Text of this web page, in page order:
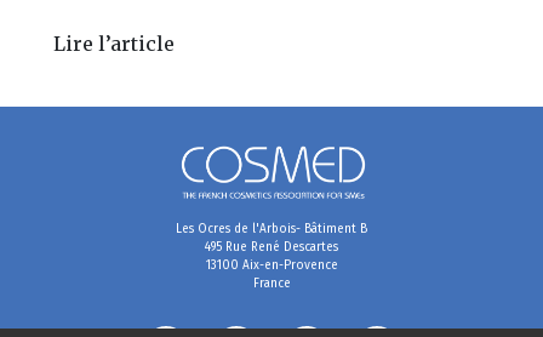
Lire l’article
Les Ocres de l'Arbois- Bâtiment B
495 Rue René Descartes
13100 Aix-en-Provence
France